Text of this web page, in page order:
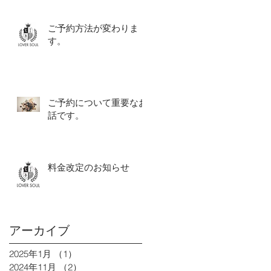
ご予約方法が変わりま
す。
ご予約について重要なお
話です。
料金改定のお知らせ
アーカイブ
2025年1月 （1）
2024年11月
（2）